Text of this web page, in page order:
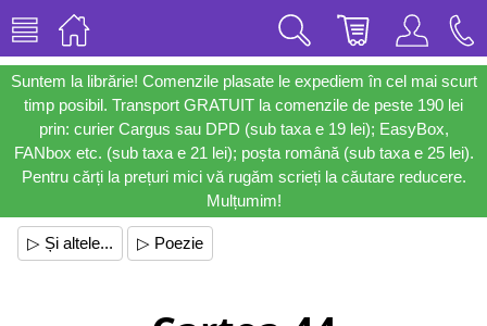
Suntem la librărie! Comenzile plasate le expediem în cel mai scurt
timp posibil. Transport GRATUIT la comenzile de peste 190 lei
prin: curier Cargus sau DPD (sub taxa e 19 lei); EasyBox,
FANbox etc. (sub taxa e 21 lei); poșta română (sub taxa e 25 lei).
Pentru cărți la prețuri mici vă rugăm scrieți la căutare reducere.
Mulțumim!
▷ Și altele... ▷ Poezie